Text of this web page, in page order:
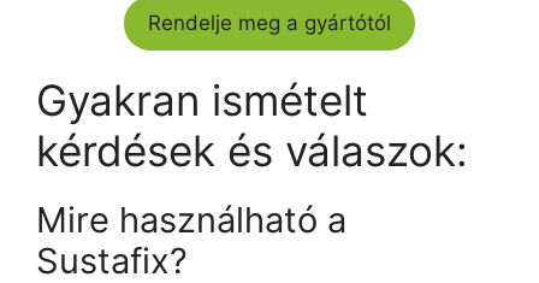
Rendelje meg a gyártótól
Gyakran ismételt
kérdések és válaszok:
Mire használható a
Sustafix?